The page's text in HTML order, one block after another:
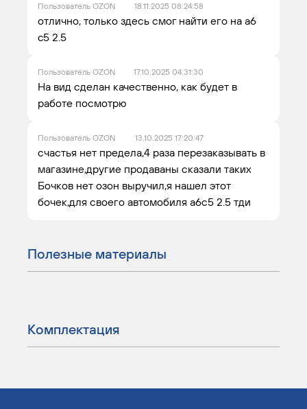
Пользователь OZON 18.11.2025 08:24:58
отлично, только здесь смог найти его на a6
c5 2.5
Пользователь OZON 17.10.2025 04:31:30
На вид сделан качественно, как будет в
работе посмотрю
Пользователь OZON 13.10.2025 17:20:47
счастья нет предела,4 раза перезаказывать в
магазине,другие продаваны сказали таких
Бочков нет озон выручил,я нашел этот
бочек,для своего автомобиля а6с5 2.5 тди
Полезные материалы
Комплектация